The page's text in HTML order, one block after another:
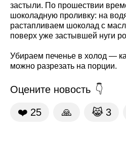
застыли. По прошествии
шоколадную проливку: на
растапливаем шоколад с
поверх уже застывшей нуги
Убираем печенье в холод —
можно разрезать на порции.
Оцените новость
❤️ 25 🙏 😹 3